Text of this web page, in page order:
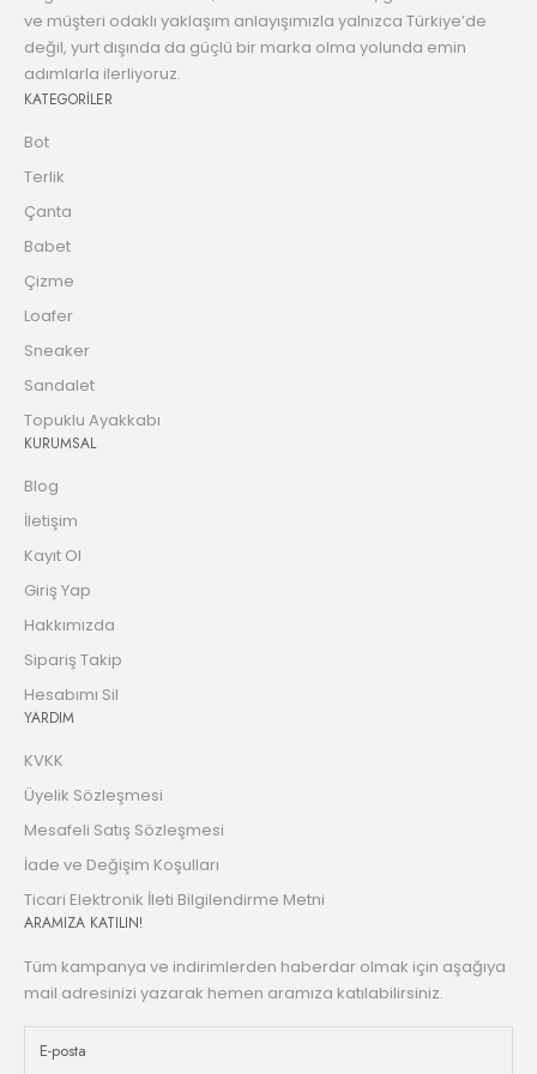
ve müşteri odaklı yaklaşım anlayışımızla yalnızca Türkiye’de
değil, yurt dışında da güçlü bir marka olma yolunda emin
adımlarla ilerliyoruz.
KATEGORİLER
Bot
Terlik
Çanta
Babet
Çizme
Loafer
Sneaker
Sandalet
Topuklu Ayakkabı
KURUMSAL
Blog
İletişim
Kayıt Ol
Giriş Yap
Hakkımızda
Sipariş Takip
Hesabımı Sil
YARDIM
KVKK
Üyelik Sözleşmesi
Mesafeli Satış Sözleşmesi
İade ve Değişim Koşulları
Ticari Elektronik İleti Bilgilendirme Metni
ARAMIZA KATILIN!
Tüm kampanya ve indirimlerden haberdar olmak için aşağıya
mail adresinizi yazarak hemen aramıza katılabilirsiniz.